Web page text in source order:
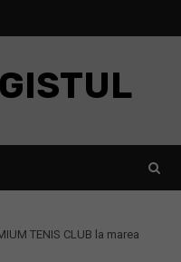
TENIS CLUB la marea